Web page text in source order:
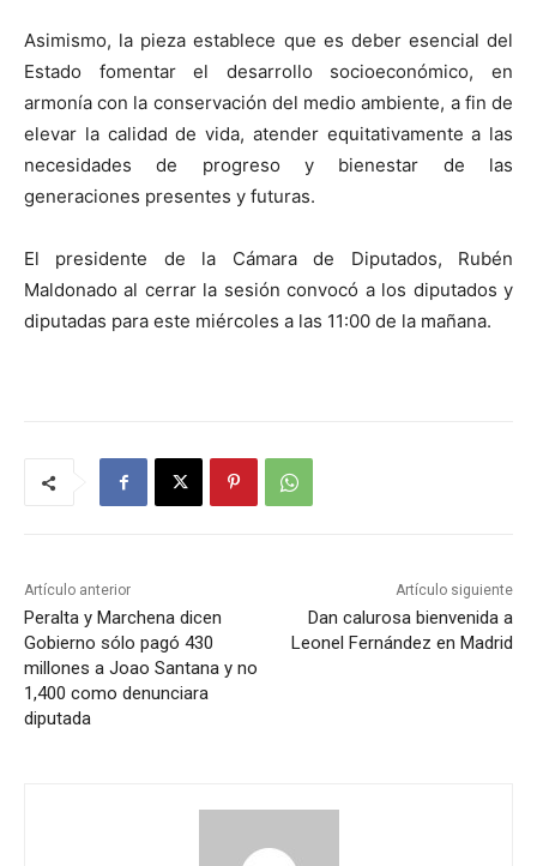
Asimismo, la pieza establece que es deber esencial del
Estado fomentar el desarrollo socioeconómico, en
armonía con la conservación del medio ambiente, a fin de
elevar la calidad de vida, atender equitativamente a las
necesidades de progreso y bienestar de las
generaciones presentes y futuras.
El presidente de la Cámara de Diputados, Rubén
Maldonado al cerrar la sesión convocó a los diputados y
diputadas para este miércoles a las 11:00 de la mañana.
Artículo anterior
Peralta y Marchena dicen
Gobierno sólo pagó 430
millones a Joao Santana y no
1,400 como denunciara
diputada
Artículo siguiente
Dan calurosa bienvenida a
Leonel Fernández en Madrid